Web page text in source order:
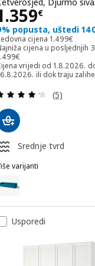
Djurmo
€1359€
popusta, uštedi
cijena 1.499€
Redovna
cijena u posljednjih
€ cijena u posljednjih
vrijedi od 1.8.2026.
ili dok traju zalihe
Revizija:
(5)
Srednje tvrd
varijanti
Usporedi